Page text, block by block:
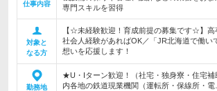
仕事内容
専門スキルを習得
対象と
なる方
【☆未経験歓迎！育成前提の募集です☆】高
社会人経験があればOK／「JR北海道で働い
想いを応援します！
勤務地
★U・Iターン歓迎！（社宅・独身寮・住宅補
内各地の鉄道現業機関（運転所・保線所・電